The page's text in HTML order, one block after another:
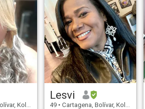
Kolumbien
Lesvi
49 • Cartagena, Bolívar, Kolumbien